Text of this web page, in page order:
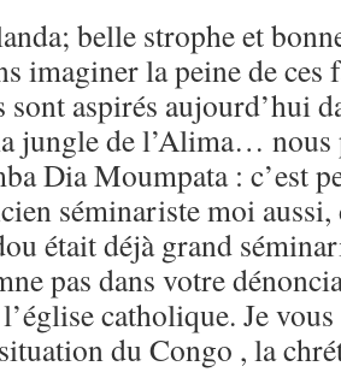
belle strophe et
imaginer la peine de ces
sont aspirés aujourd’hui
jungle de l’Alima…
Dia Moumpata : c’est
séminariste moi
était déjà grand
pas dans votre
catholique. Je
du Congo , la